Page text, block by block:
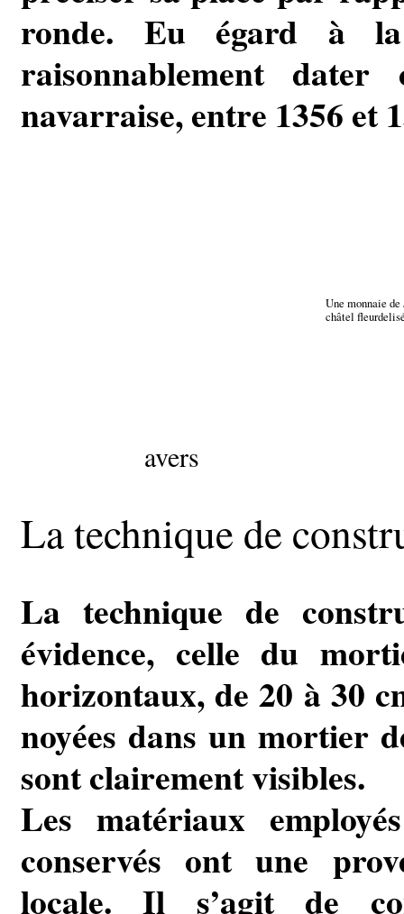
ronde. Eu égard à
raisonnablement dater
navarraise, entre 1356 et
Une monnaie
châtel
avers
La technique de
La technique de
évidence, celle du
horizontaux, de 20 à 30
noyées dans un mortier
sont clairement visibles.
Les matériaux
conservés ont une
locale. Il s’agit de